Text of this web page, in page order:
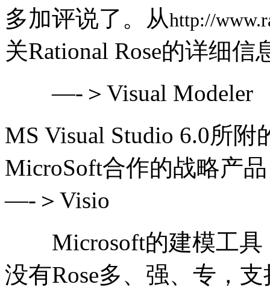
多加评说了。从http://
关Rational Rose的详细信
—-＞Visual Modeler
MS Visual Studio 6.0所
MicroSoft合作的战略产
—-＞Visio
Microsoft的建模工具
没有Rose多、强、专，